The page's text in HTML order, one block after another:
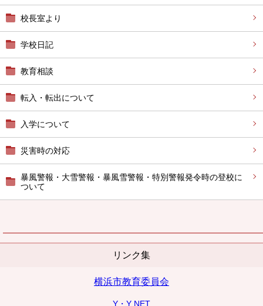
校長室より
学校日記
教育相談
転入・転出について
入学について
災害時の対応
暴風警報・大雪警報・暴風雪警報・特別警報発令時の登校に
ついて
リンク集
横浜市教育委員会
Y・Y NET